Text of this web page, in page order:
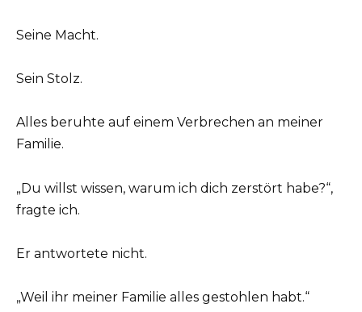
Seine Macht.
Sein Stolz.
Alles beruhte auf einem Verbrechen an meiner
Familie.
„Du willst wissen, warum ich dich zerstört habe?“,
fragte ich.
Er antwortete nicht.
„Weil ihr meiner Familie alles gestohlen habt.“